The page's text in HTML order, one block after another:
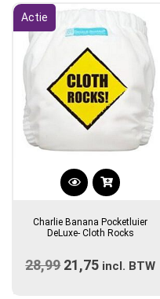
Actie
Charlie Banana Pocketluier
DeLuxe- Cloth Rocks
28,99 Oorspronkelijke
21,75 Huidige
incl. BTW